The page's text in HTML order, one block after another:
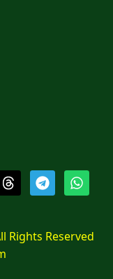
Rights Reserved